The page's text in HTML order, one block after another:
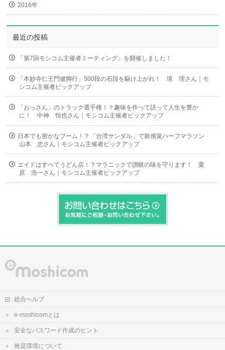
2016年
最近の投稿
「第7回モシコム主催者ミーティング」を開催しました！
「本妙寺仁王門健脚行」500段の石段を駆け上がれ！ 境 理さん｜モ
シコム主催者ピックアップ
「おっさん」のトラック選手権！？趣味を作って語って人生を豊か
に！ 中神 恒也さん｜モシコム主催者ピックアップ
日本でも密かなブーム！？「台湾サンダル」で新感覚ハーフマラソン
山本 忠さん｜モシコム主催者ピックアップ
エイドはすべてうどん店！？マラニックで讃岐の味を守ります！ 栗
原 浩一さん｜モシコム主催者ピックアップ
総合ヘルプ
e-moshicomとは
安全なパスワード作成のヒント
推奨環境について